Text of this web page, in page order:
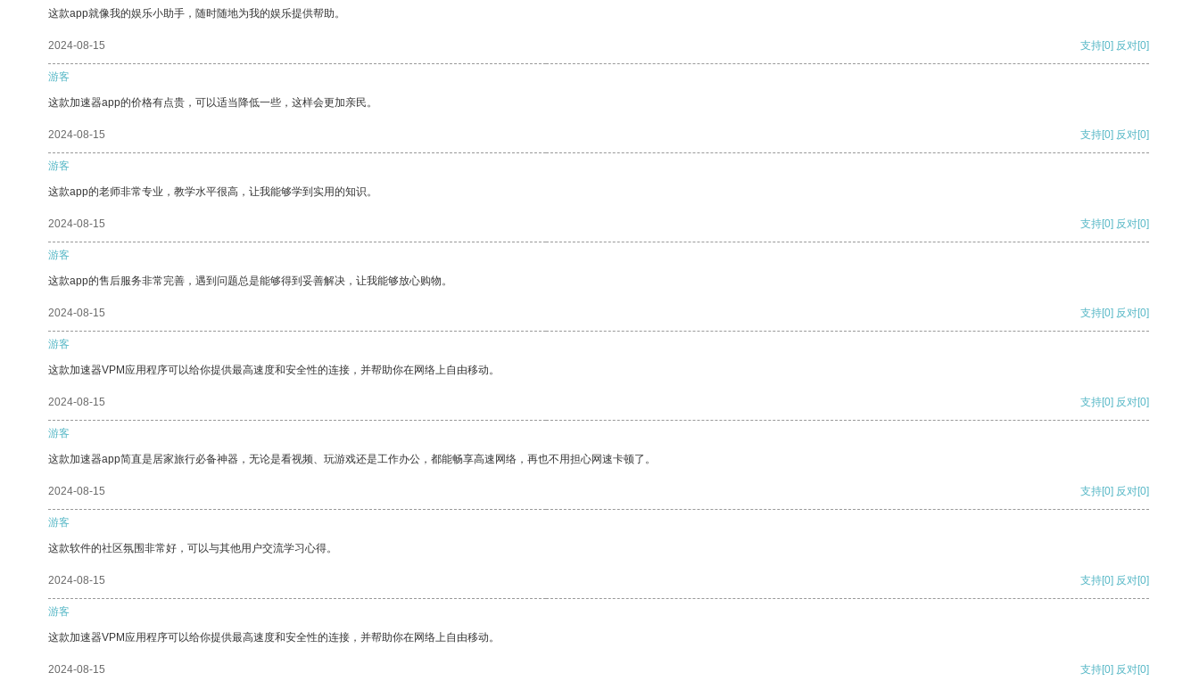
这款app就像我的娱乐小助手，随时随地为我的娱乐提供帮助。
2024-08-15 支持[0] 反对[0]
游客
这款加速器app的价格有点贵，可以适当降低一些，这样会更加亲民。
2024-08-15 支持[0] 反对[0]
游客
这款app的老师非常专业，教学水平很高，让我能够学到实用的知识。
2024-08-15 支持[0] 反对[0]
游客
这款app的售后服务非常完善，遇到问题总是能够得到妥善解决，让我能够放心购物。
2024-08-15 支持[0] 反对[0]
游客
这款加速器VPM应用程序可以给你提供最高速度和安全性的连接，并帮助你在网络上自由移动。
2024-08-15 支持[0] 反对[0]
游客
这款加速器app简直是居家旅行必备神器，无论是看视频、玩游戏还是工作办公，都能畅享高速网络，再也不用担心网速卡顿了。
2024-08-15 支持[0] 反对[0]
游客
这款软件的社区氛围非常好，可以与其他用户交流学习心得。
2024-08-15 支持[0] 反对[0]
游客
这款加速器VPM应用程序可以给你提供最高速度和安全性的连接，并帮助你在网络上自由移动。
2024-08-15 支持[0] 反对[0]